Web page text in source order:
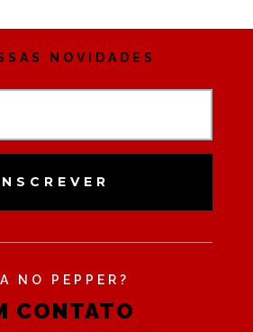
NOVIDADES
NO PEPPER?
CONTATO